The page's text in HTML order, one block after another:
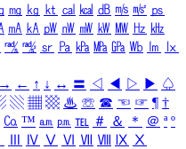
㎎ ㎏ ㏏ ㎈ ㎉ ㏈ ㎧ ㎨ ㎰
㎃ ㎄ ㎺ ㎻ ㎽ ㎾ ㎿ ㎐ ㎑
㎮ ㎯ ㏛ ㎩ ㎪ ㎫ ㎬ ㏝ ㏐
㏓
→ ← ↑ ↓ ↔ 〓 ◁ ◀ ▷ ▶ ♤
▧ ▦ ▩ ♨ ☏ ☎ ☜ ☞ ¶ †
㏇ ™ ㏂ ㏘ ℡ ＃ ＆ ＊ ＠ ª º
Ⅳ Ⅴ Ⅵ Ⅶ Ⅷ Ⅸ Ⅹ